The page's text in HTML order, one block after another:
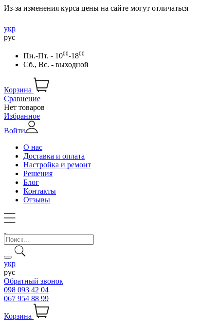
Из-за изменения курса цены на сайте могут отличаться
укр
рус
Пн.-Пт. - 1000-1800
Сб., Вс. - выходной
Корзина
Сравнение
Нет товаров
Избранное
Войти
О нас
Доставка и оплата
Настройка и ремонт
Решения
Блог
Контакты
Отзывы
укр
рус
Обратный звонок
098 093 42 04
067 954 88 99
Корзина